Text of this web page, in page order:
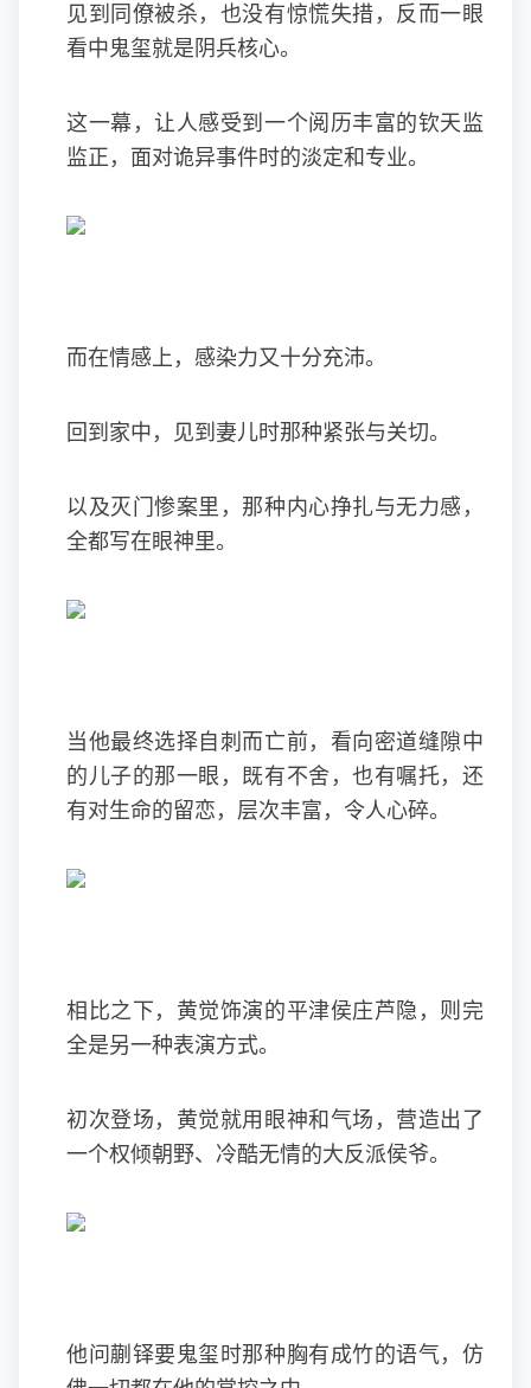
见到同僚被杀，也没有惊慌失措，反而一眼
看中鬼玺就是阴兵核心。
这一幕，让人感受到一个阅历丰富的钦天监
监正，面对诡异事件时的淡定和专业。
而在情感上，感染力又十分充沛。
回到家中，见到妻儿时那种紧张与关切。
以及灭门惨案里，那种内心挣扎与无力感，
全都写在眼神里。
当他最终选择自刺而亡前，看向密道缝隙中
的儿子的那一眼，既有不舍，也有嘱托，还
有对生命的留恋，层次丰富，令人心碎。
相比之下，黄觉饰演的平津侯庄芦隐，则完
全是另一种表演方式。
初次登场，黄觉就用眼神和气场，营造出了
一个权倾朝野、冷酷无情的大反派侯爷。
他问蒯铎要鬼玺时那种胸有成竹的语气，仿